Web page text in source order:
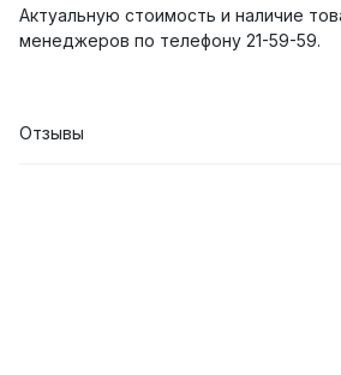
Актуальную стоимость и наличие
менеджеров по телефону 21-59-59.
Отзывы